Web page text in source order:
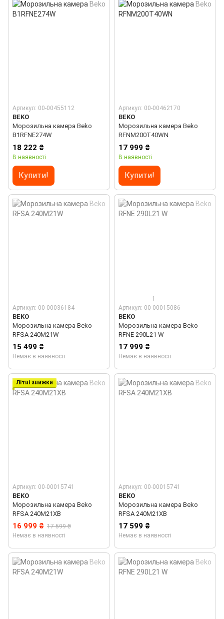
Артикул: 00-00455112
BEKO
Морозильна камера Beko
B1RFNE274W
18 222 ₴
В наявності
Купити!
Артикул: 00-00462170
BEKO
Морозильна камера Beko
RFNM200T40WN
17 999 ₴
В наявності
Купити!
Артикул: 00-00036184
BEKO
Морозильна камера Beko
RFSA 240M21W
15 499 ₴
Немає в наявності
1
Артикул: 00-00015086
BEKO
Морозильна камера Beko
RFNE 290L21 W
17 999 ₴
Немає в наявності
Літні знижки
Артикул: 00-00015741
BEKO
Морозильна камера Beko
RFSA 240M21XB
16 999 ₴ 17 599 ₴
Немає в наявності
Артикул: 00-00015741
BEKO
Морозильна камера Beko
RFSA 240M21XB
17 599 ₴
Немає в наявності